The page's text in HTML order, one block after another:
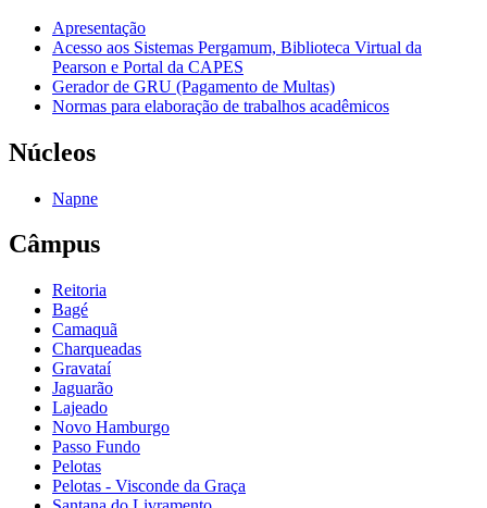
Apresentação
Acesso aos Sistemas Pergamum, Biblioteca Virtual da
Pearson e Portal da CAPES
Gerador de GRU (Pagamento de Multas)
Normas para elaboração de trabalhos acadêmicos
Núcleos
Napne
Câmpus
Reitoria
Bagé
Camaquã
Charqueadas
Gravataí
Jaguarão
Lajeado
Novo Hamburgo
Passo Fundo
Pelotas
Pelotas - Visconde da Graça